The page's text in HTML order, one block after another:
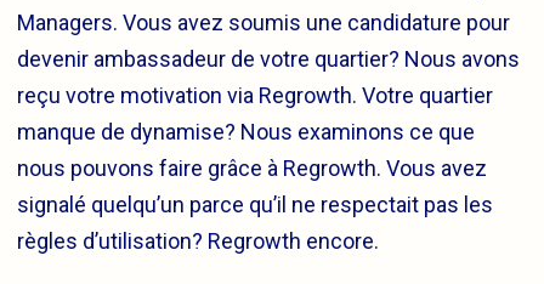
Managers. Vous avez soumis une candidature pour
devenir ambassadeur de votre quartier? Nous avons
reçu votre motivation via Regrowth. Votre quartier
manque de dynamise? Nous examinons ce que
nous pouvons faire grâce à Regrowth. Vous avez
signalé quelqu’un parce qu’il ne respectait pas les
règles d’utilisation? Regrowth encore.